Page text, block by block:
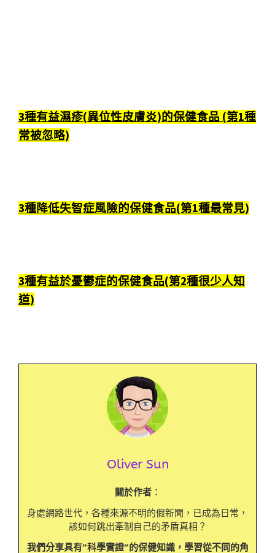
3種有益濕疹(異位性皮膚炎)的保健食品 (第1種
常被忽略)
3種降低失智症風險的保健食品(第1種最常見)
3種有益於憂鬱症的保健食品(第2種很少人知
道)
Oliver Sun
關於作者：
身處網路世代，各種來源不明的假新聞，已成為日常，
該如何跳出牽制自己的矛盾真相？
我們分享具有”科學實證”的保健知識，學習從不同的角